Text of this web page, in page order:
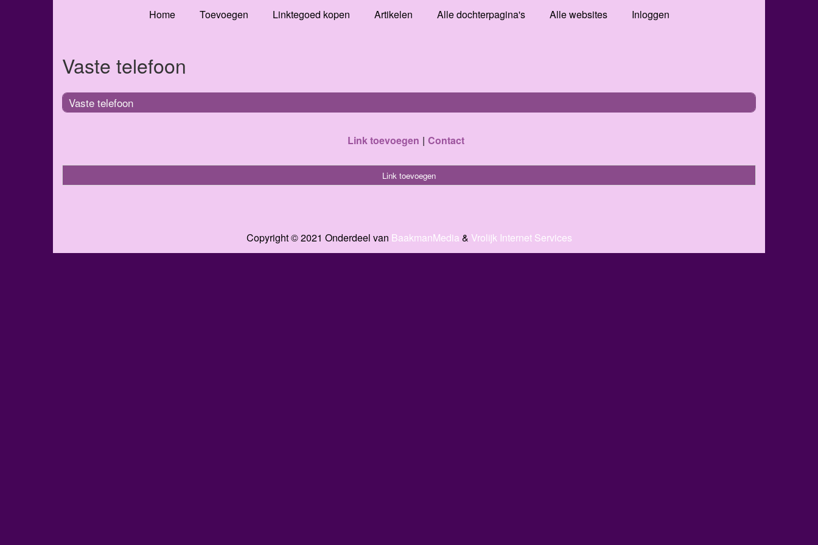
Home Toevoegen Linktegoed kopen Artikelen Alle dochterpagina's Alle websites Inloggen
Vaste telefoon
Vaste telefoon
Link toevoegen Contact
Link toevoegen
Copyright © 2021 Onderdeel van BaakmanMedia & Vrolijk Internet Services